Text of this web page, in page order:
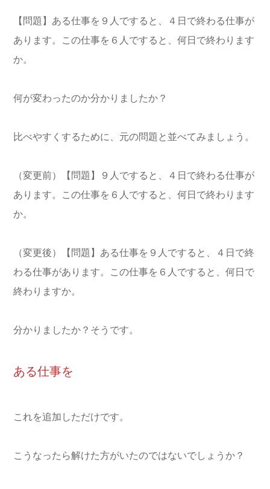
【問題】ある仕事を９人ですると、４日で終わる仕事が
あります。この仕事を６人ですると、何日で終わります
か。
何が変わったのか分かりましたか？
比べやすくするために、元の問題と並べてみましょう。
（変更前）【問題】９人ですると、４日で終わる仕事が
あります。この仕事を６人ですると、何日で終わります
か。
（変更後）【問題】ある仕事を９人ですると、４日で終
わる仕事があります。この仕事を６人ですると、何日で
終わりますか。
分かりましたか？そうです。
ある仕事を
これを追加しただけです。
こうなったら解けた方がいたのではないでしょうか？